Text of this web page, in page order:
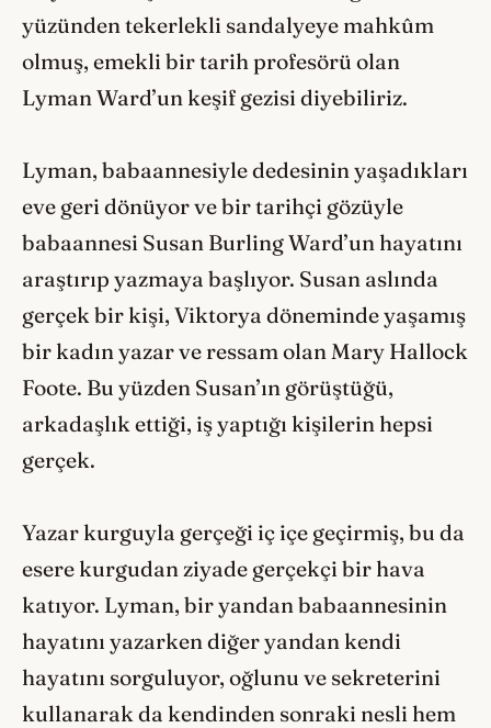
yüzünden tekerlekli sandalyeye mahkûm
olmuş, emekli bir tarih profesörü olan
Lyman Ward’un keşif gezisi diyebiliriz.
Lyman, babaannesiyle dedesinin yaşadıkları
eve geri dönüyor ve bir tarihçi gözüyle
babaannesi Susan Burling Ward’un hayatını
araştırıp yazmaya başlıyor. Susan aslında
gerçek bir kişi, Viktorya döneminde yaşamış
bir kadın yazar ve ressam olan Mary Hallock
Foote. Bu yüzden Susan’ın görüştüğü,
arkadaşlık ettiği, iş yaptığı kişilerin hepsi
gerçek.
Yazar kurguyla gerçeği iç içe geçirmiş, bu da
esere kurgudan ziyade gerçekçi bir hava
katıyor. Lyman, bir yandan babaannesinin
hayatını yazarken diğer yandan kendi
hayatını sorguluyor, oğlunu ve sekreterini
kullanarak da kendinden sonraki nesli hem